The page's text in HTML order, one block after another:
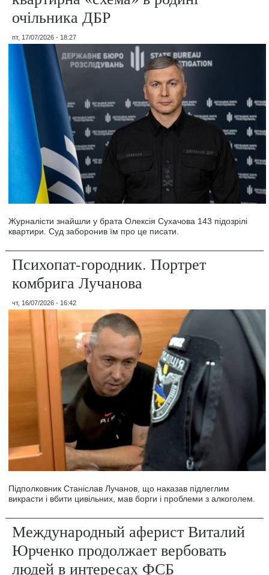
очільника ДБР
пт, 17/07/2026 - 18:27
Журналісти знайшли у брата Олексія Сухачова 143 підозрілі
квартири. Суд заборонив їм про це писати.
Психопат-городник. Портрет
комбрига Лучанова
чт, 16/07/2026 - 16:42
Підполковник Станіслав Лучанов, що наказав підлеглим
викрасти і вбити цивільних, мав борги і проблеми з алкоголем.
Международный аферист Виталий
Юрченко продолжает вербовать
людей в интересах ФСБ